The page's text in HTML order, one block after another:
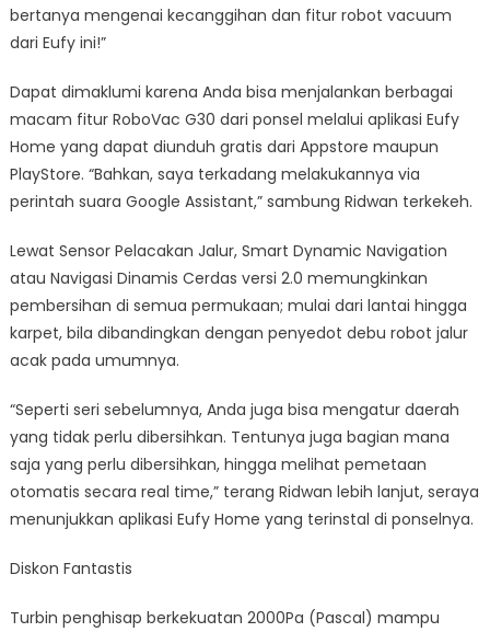
bertanya mengenai kecanggihan dan fitur robot vacuum
dari Eufy ini!”
Dapat dimaklumi karena Anda bisa menjalankan berbagai
macam fitur RoboVac G30 dari ponsel melalui aplikasi Eufy
Home yang dapat diunduh gratis dari Appstore maupun
PlayStore. “Bahkan, saya terkadang melakukannya via
perintah suara Google Assistant,” sambung Ridwan terkekeh.
Lewat Sensor Pelacakan Jalur, Smart Dynamic Navigation
atau Navigasi Dinamis Cerdas versi 2.0 memungkinkan
pembersihan di semua permukaan; mulai dari lantai hingga
karpet, bila dibandingkan dengan penyedot debu robot jalur
acak pada umumnya.
“Seperti seri sebelumnya, Anda juga bisa mengatur daerah
yang tidak perlu dibersihkan. Tentunya juga bagian mana
saja yang perlu dibersihkan, hingga melihat pemetaan
otomatis secara real time,” terang Ridwan lebih lanjut, seraya
menunjukkan aplikasi Eufy Home yang terinstal di ponselnya.
Diskon Fantastis
Turbin penghisap berkekuatan 2000Pa (Pascal) mampu